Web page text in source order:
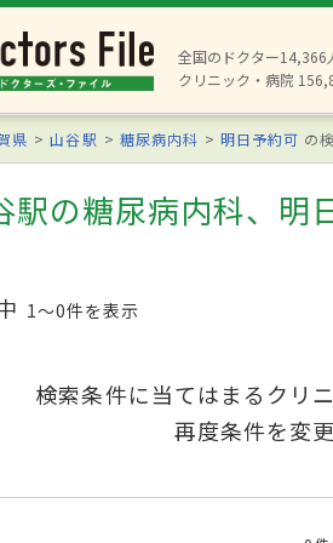
全国のドクター14,366
クリニック・病院
県 山谷駅 糖尿病内科 明日予約可 の
駅の糖尿病内科、明
1〜0件を表示
検索条件に当てはまるクリ
再度条件を変